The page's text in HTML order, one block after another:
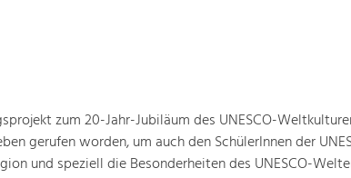
zum 20-Jahr-Jubiläum des UNESCO-
gerufen worden, um auch den SchülerInnen der
und speziell die Besonderheiten des UNESCO-